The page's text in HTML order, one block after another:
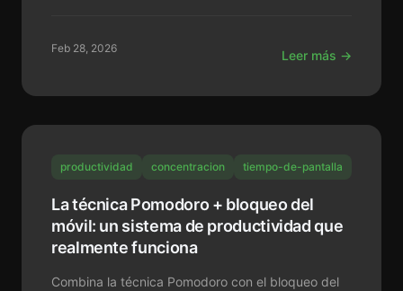
Feb 28, 2026 Leer más →
productividad concentracion tiempo-de-pantalla
La técnica Pomodoro + bloqueo del
móvil: un sistema de productividad que
realmente funciona
Combina la técnica Pomodoro con el bloqueo del